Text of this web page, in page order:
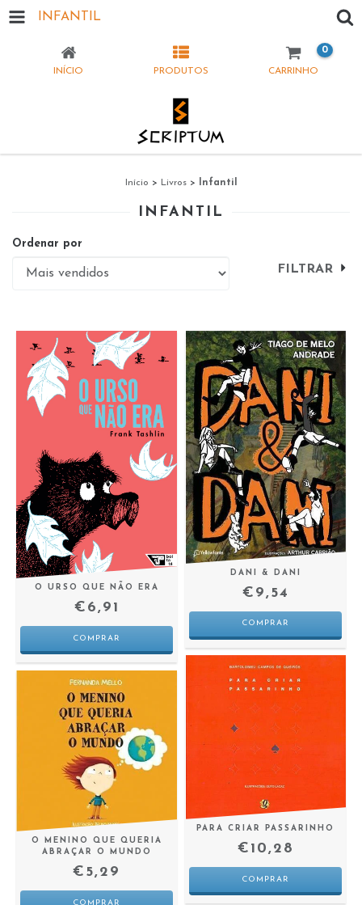
INFANTIL
INÍCIO PRODUTOS CARRINHO
0
Início > Livros > Infantil
INFANTIL
Ordenar por
FILTRAR
O URSO QUE NÃO ERA
€6,91
DANI & DANI
€9,54
O MENINO QUE QUERIA
ABRAÇAR O MUNDO
€5,29
PARA CRIAR PASSARINHO
€10,28